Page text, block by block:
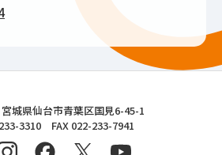
学園大学
城県仙台市青葉区国見6-45-1
3310 FAX 022-233-7941